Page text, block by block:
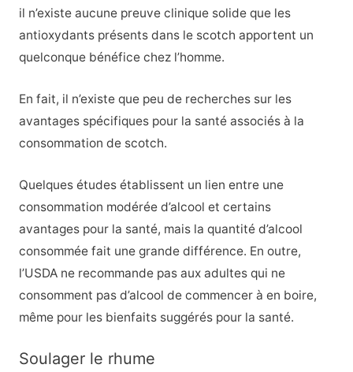
il n’existe aucune preuve clinique solide que les
antioxydants présents dans le scotch apportent un
quelconque bénéfice chez l’homme.
En fait, il n’existe que peu de recherches sur les
avantages spécifiques pour la santé associés à la
consommation de scotch.
Quelques études établissent un lien entre une
consommation modérée d’alcool et certains
avantages pour la santé, mais la quantité d’alcool
consommée fait une grande différence. En outre,
l’USDA ne recommande pas aux adultes qui ne
consomment pas d’alcool de commencer à en boire,
même pour les bienfaits suggérés pour la santé.
Soulager le rhume